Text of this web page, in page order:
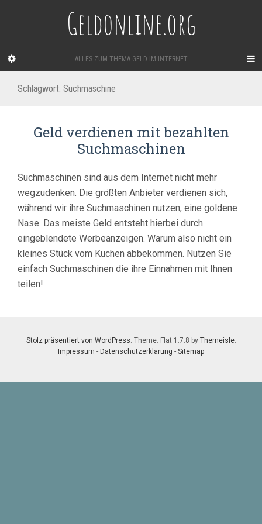
Geldonline.org
ALLES ZUM THEMA GELD IM INTERNET
Schlagwort: Suchmaschine
Geld verdienen mit bezahlten
Suchmaschinen
Suchmaschinen sind aus dem Internet nicht mehr
wegzudenken. Die größten Anbieter verdienen sich,
während wir ihre Suchmaschinen nutzen, eine goldene
Nase. Das meiste Geld entsteht hierbei durch
eingeblendete Werbeanzeigen. Warum also nicht ein
kleines Stück vom Kuchen abbekommen. Nutzen Sie
einfach Suchmaschinen die ihre Einnahmen mit Ihnen
teilen!
Stolz präsentiert von WordPress. Theme: Flat 1.7.8 by Themeisle.
Impressum - Datenschutzerklärung - Sitemap